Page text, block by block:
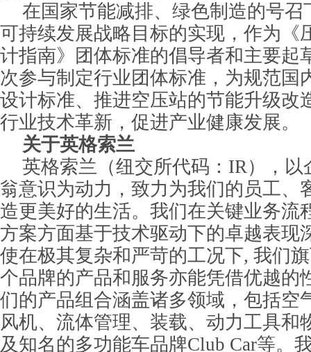
在国家节能减排、绿色制造的号召
可持续发展战略目标的实现，作为《
计指南》团体标准的倡导者和主要起
次参与制定行业团体标准，为规范国
设计标准、推进空压站的节能升级改
行业技术革新，促进产业健康发展。
关于英格索兰
英格索兰（纽交所代码：IR），以
翁意识为动力，致力为我们的员工、
造更美好的生活。我们在关键业务流
方案方面基于技术驱动下的卓越表现
使在极其复杂和严苛的工况下, 我们
个品牌的产品和服务亦能凭借优越的
们的产品组合涵盖诸多领域，包括空
风机、流体管理、装载、动力工具和
及知名的多功能车品牌Club Car等。